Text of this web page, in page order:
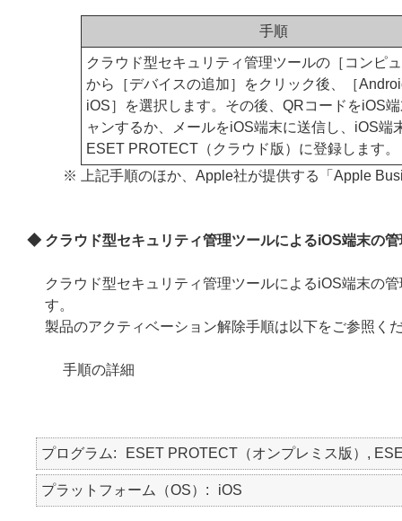
手順
クラウド型セキュリティ管理ツールの［コンピ
から［デバイスの追加］をクリック後、［
iOS］を選択します。その後、QRコードをiOS
ャンするか、メールをiOS端末に送信し、iOS端
ESET PROTECT（クラウド版）に登録します。
※ 上記手順のほか、Apple社が提供する「Apple
◆ クラウド型セキュリティ管理ツールによるiOS端末の
クラウド型セキュリティ管理ツールによるiOS端末の
す。
製品のアクティベーション解除手順は以下をご参照く
手順の詳細
プログラム ESET PROTECT（オンプレミス版）,
プラットフォーム（OS） iOS